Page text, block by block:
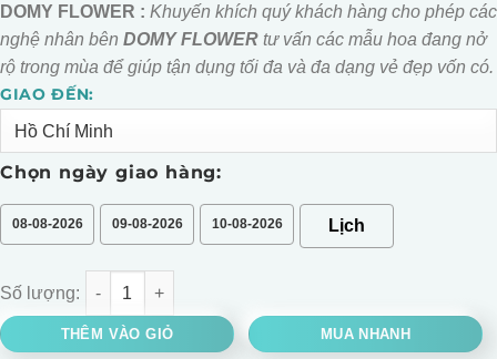
DOMY FLOWER : Khuyến khích quý khách hàng cho phép các
nghệ nhân bên DOMY FLOWER tư vấn các mẫu hoa đang nở
rộ trong mùa để giúp tận dụng tối đa và đa dạng vẻ đẹp vốn có.
GIAO ĐẾN:
Chọn ngày giao hàng:
08-08-2026 09-08-2026 10-08-2026
BÓ HOA HỒNG SÁP TONE XANH VÀNG MINI số lượng
THÊM VÀO GIỎ MUA NHANH
Alternative: